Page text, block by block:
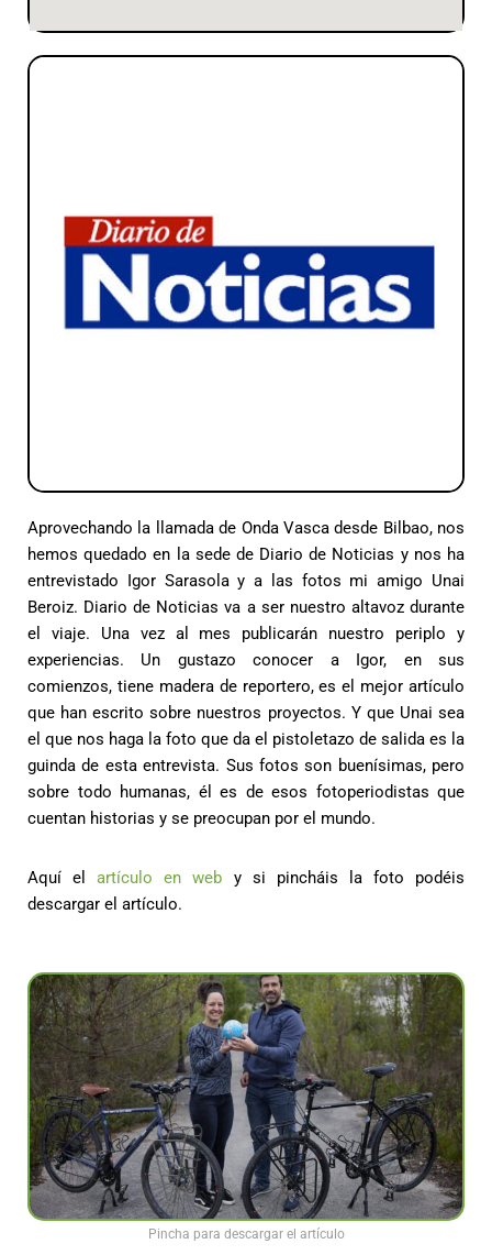
Aprovechando la llamada de Onda Vasca desde Bilbao, nos
hemos quedado en la sede de Diario de Noticias y nos ha
entrevistado Igor Sarasola y a las fotos mi amigo Unai
Beroiz. Diario de Noticias va a ser nuestro altavoz durante
el viaje. Una vez al mes publicarán nuestro periplo y
experiencias. Un gustazo conocer a Igor, en sus
comienzos, tiene madera de reportero, es el mejor artículo
que han escrito sobre nuestros proyectos. Y que Unai sea
el que nos haga la foto que da el pistoletazo de salida es la
guinda de esta entrevista. Sus fotos son buenísimas, pero
sobre todo humanas, él es de esos fotoperiodistas que
cuentan historias y se preocupan por el mundo.
Aquí elartículo en web y si pincháis la foto podéis
descargar el artículo.
Pincha para descargar el artículo